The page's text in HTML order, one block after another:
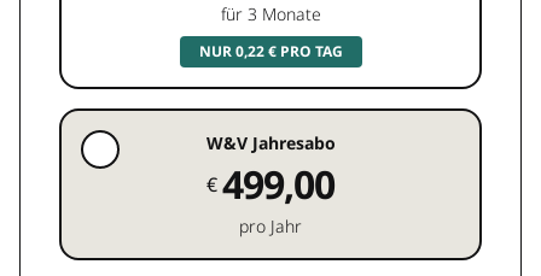
für 3 Monate
NUR 0,22 € PRO TAG
W&V Jahresabo
€499,00
pro Jahr